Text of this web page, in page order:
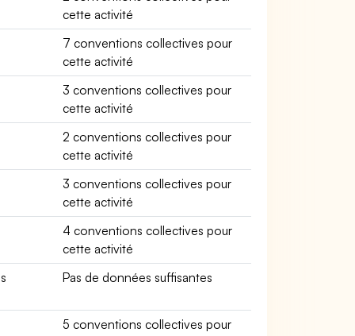
cette activité
7 conventions collectives pour
cette activité
3 conventions collectives pour
cette activité
2 conventions collectives pour
cette activité
3 conventions collectives pour
cette activité
4 conventions collectives pour
cette activité
Pas de données suffisantes
5 conventions collectives pour